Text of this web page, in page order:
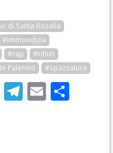
di Santa Rosalia
#immondizia
#rap
#rifiuti
Palermo #spazzatura
WhatsApp
Telegram
Email